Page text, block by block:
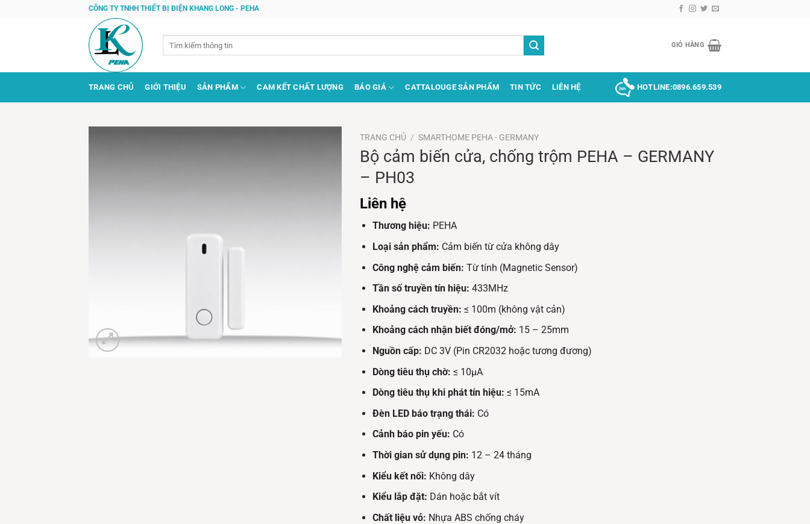
CÔNG TY TNHH THIẾT BỊ ĐIỆN KHANG LONG - PEHA
GIỎ HÀNG
TRANG CHỦ GIỚI THIỆU SẢN PHẨM CAM KẾT CHẤT LƯỢNG BÁO GIÁ CATTALOUGE SẢN PHẨM TIN TỨC LIÊN HỆ HOTLINE:0896.659.539
TRANG CHỦ / SMARTHOME PEHA - GERMANY
Bộ cảm biến cửa, chống trộm PEHA – GERMANY
– PH03
Liên hệ
Thương hiệu: PEHA
Loại sản phẩm: Cảm biến từ cửa không dây
Công nghệ cảm biến: Từ tính (Magnetic Sensor)
Tần số truyền tín hiệu: 433MHz
Khoảng cách truyền: ≤ 100m (không vật cản)
Khoảng cách nhận biết đóng/mở: 15 – 25mm
Nguồn cấp: DC 3V (Pin CR2032 hoặc tương đương)
Dòng tiêu thụ chờ: ≤ 10μA
Dòng tiêu thụ khi phát tín hiệu: ≤ 15mA
Đèn LED báo trạng thái: Có
Cảnh báo pin yếu: Có
Thời gian sử dụng pin: 12 – 24 tháng
Kiểu kết nối: Không dây
Kiểu lắp đặt: Dán hoặc bắt vít
Chất liệu vỏ: Nhựa ABS chống cháy